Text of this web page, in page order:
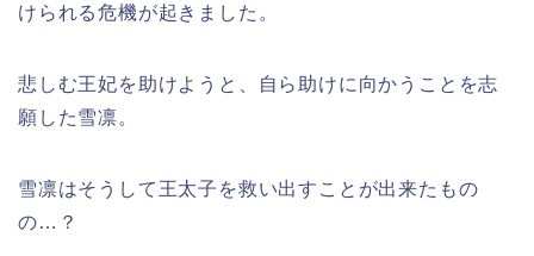
けられる危機が起きました。
悲しむ王妃を助けようと、自ら助けに向かうことを志
願した雪凛。
雪凛はそうして王太子を救い出すことが出来たもの
の…？